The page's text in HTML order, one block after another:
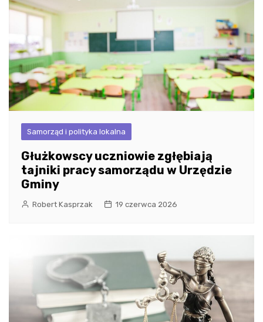
Samorząd i polityka lokalna
Głużkowscy uczniowie zgłębiają
tajniki pracy samorządu w Urzędzie
Gminy
Robert Kasprzak 19 czerwca 2026